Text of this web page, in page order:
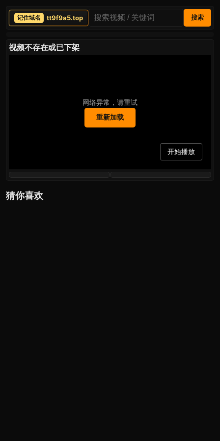
tt9f9a5.top 搜索
视频不存在或已下架
网络异常，请重试
重新加载
开始播放
猜你喜欢